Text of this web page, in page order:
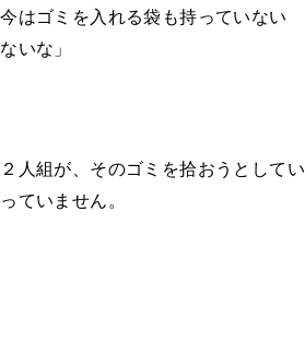
はゴミを入れる袋も持っていない
いな」
人組が、そのゴミを拾おうとしてい
ていません。